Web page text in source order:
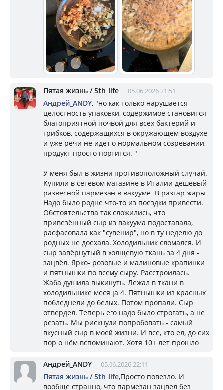
Пятая жизнь / 5th_life 05.06.2026 21:51
Андрей_ANDY, "но как только нарушается
целостность упаковки, содержимое становится
благоприятной почвой для всех бактерий и
грибков, содержащихся в окружающем воздухе
и уже речи не идет о нормальном созревании,
продукт просто портится. "
У меня был в жизни противоположный случай.
Купили в сетевом магазине в Италии дешёвый
развесной пармезан в вакууме. В разгар жары.
Надо было родне что-то из поездки привести.
Обстоятельства так сложились, что
привезённый сыр из вакуума подоставала,
расфасовала как "сувенир", но в ту неделю до
родных не доехала. Холодильник сломался. И
сыр завёрнутый в холщевую ткань за 4 дня -
зацвёл. Ярко- розовые и малиновые крапинки
и пятнышки по всему сыру. Расстроилась.
Жаба душила выкинуть. Лежал в ткани в
холодильнике месяца 4. Пятнышки из красных
побледнели до белых. Потом пропали. Сыр
отвердел. Теперь его надо было строгать, а не
резать. Мы рискнули попробовать - самый
вкусный сыр в моей жизни. И все, кто ел, до сих
пор о нём вспоминают. Хотя 10+ лет прошло
Андрей_ANDY 05.06.2026 22:11
Пятая жизнь / 5th_life,Просто повезло. И
вообще странно, что пармезан зацвел без